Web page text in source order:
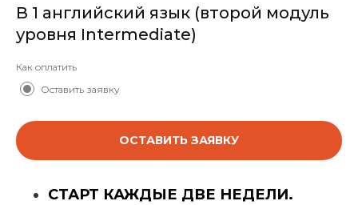
В 1 английский язык (второй модуль
уровня Intermediate)
Как оплатить
Оставить заявку
ОСТАВИТЬ ЗАЯВКУ
СТАРТ КАЖДЫЕ ДВЕ НЕДЕЛИ.